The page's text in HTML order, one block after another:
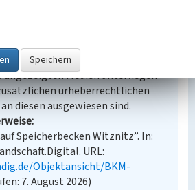
Hinweis
Inhalt steht unter der freien
(Namensnennung, nicht
Medien unterliegen
urheberrechtlichen
diesen ausgewiesen sind.
Speicherbecken Witznitz”. In:
URL:
Objektansicht/BKM-
7. August 2026)